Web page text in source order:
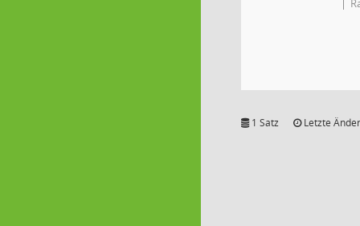
1 Satz Letzte